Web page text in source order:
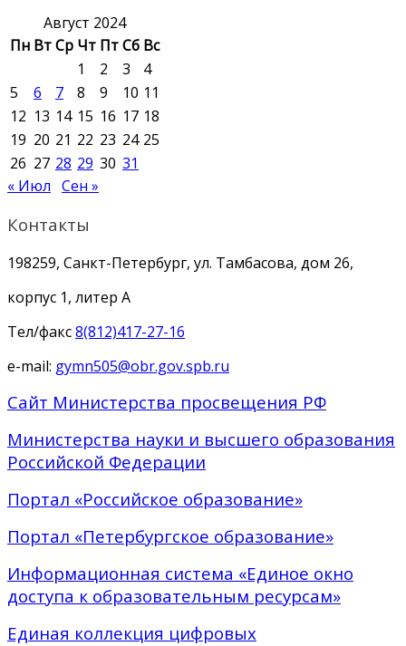
Август 2024
Пн ВтСр Чт ПтСб Вс
1
2 3
4
5
6 7 8 9 10 11
12 13 14 15 16 17 18
19 20 21 22 23 24 25
26 27 28 29 30 31
« Июл Сен »
Контакты
198259, Санкт-Петербург, ул. Тамбасова, дом 26,
корпус 1, литер А
Тел/факс8(812)417-27-16
e-mail: gymn505@obr.gov.spb.ru
Сайт Министерства просвещения РФ
Министерства науки и высшего образования
Российской Федерации
Портал «Российское образование»
Портал «Петербургское образование»
Информационная система «Единое окно
доступа к образовательным ресурсам»
Единая коллекция цифровых